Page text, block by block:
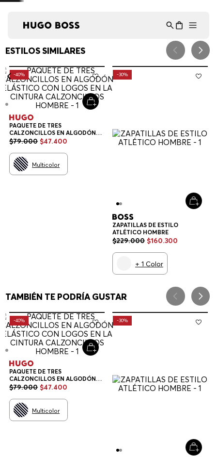
¡Lo sentimos! No encontramos esa página.
Verifique la dirección URL o explore
nuestra selección de productos a
continuación.
RECOMENDADO PARA TI
Asistente Virtual
en línea ⋮